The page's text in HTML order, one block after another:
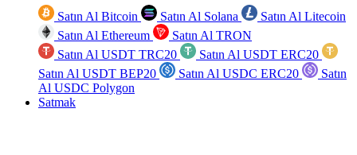
Satın Al Bitcoin Satın Al Solana
Satın Al Litecoin
Satın Al Ethereum
Satın Al TRON
Satın Al USDT TRC20
Satın Al USDT ERC20
Satın Al USDT BEP20
Satın Al USDC ERC20
Satın
Al USDC Polygon
Satmak